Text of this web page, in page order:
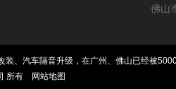
佛山
装、汽车隔音升级，在广州、佛山已经被
所有
网站地图